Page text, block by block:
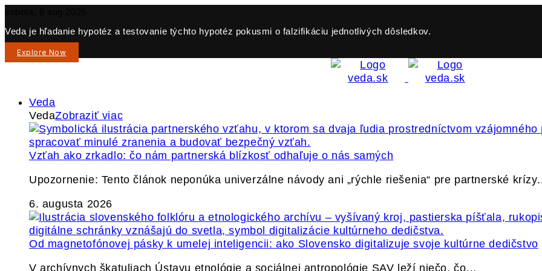
Veda je hľadanie hypotéz a testovanie týchto hypotéz pokusmi o falzifikáciu jednotlivých dôsledkov.
Explore Now
Veda
VedaZobraziť viac
Vzťah ako zrkadlo: čo nám partnerská blízkosť odhaľuje o nás samých
Upozornenie: Tento článok neponúka univerzálne návody ani „rýchle riešenia“ pre partnerské
6. augusta 2026
Od magnetofónovej pásky k umelej inteligencii: ako Slovensko digitalizuje svoje kultúrne dedičstvo
V archívnych škatuliach Ústavu etnológie a sociálnej antropológie SAV leží niečo, čo…